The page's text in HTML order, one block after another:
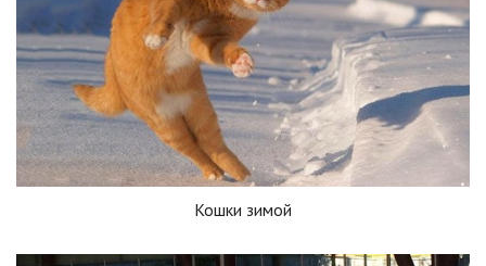
Кошки зимой